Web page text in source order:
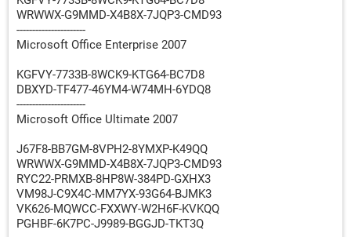
WRWWX-G9MMD-X4B8X-7JQP3-CMD93
----------------------
Microsoft Office Enterprise 2007
KGFVY-7733B-8WCK9-KTG64-BC7D8
DBXYD-TF477-46YM4-W74MH-6YDQ8
----------------------
Microsoft Office Ultimate 2007
J67F8-BB7GM-8VPH2-8YMXP-K49QQ
WRWWX-G9MMD-X4B8X-7JQP3-CMD93
RYC22-PRMXB-8HP8W-384PD-GXHX3
VM98J-C9X4C-MM7YX-93G64-BJMK3
VK626-MQWCC-FXXWY-W2H6F-KVKQQ
PGHBF-6K7PC-J9989-BGGJD-TKT3Q